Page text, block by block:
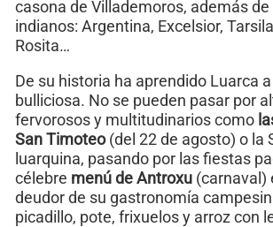
casona de Villademoros, además de
indianos: Argentina, Excelsior,
Rosita…
De su historia ha aprendido Luarca
bulliciosa. No se pueden pasar por
fervorosos y multitudinarios como
San Timoteo(del 22 de agosto) o la
luarquina, pasando por las fiestas
célebre menú de Antroxu (carnaval)
deudor de su gastronomía
picadillo, pote, frixuelos y arroz con